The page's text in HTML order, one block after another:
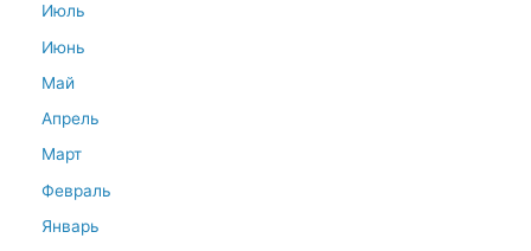
Июль
Июнь
Май
Апрель
Март
Февраль
Январь